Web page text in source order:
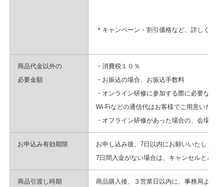
＊キャンペーン・割引価格など、詳しく
商品代金以外の
必要金額
・消費税１０％
・お振込の場合、お振込手数料
・オンライン研修に参加する際に必要な
Wi-Fiなどの通信代はお客様でご用意いた
・オフライン研修があった場合の、会場
お申込み有効期限
お申し込み後、7日以内にお願いいたしま
7日間入金がない場合は、キャンセルとさ
商品引渡し時期
商品購入後、３営業日以内に、事務局よ